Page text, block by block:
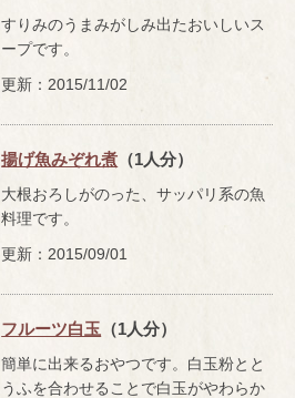
すりみのうまみがしみ出たおいしいス
ープです。
更新：2015/11/02
揚げ魚みぞれ煮 （1人分）
大根おろしがのった、サッパリ系の魚
料理です。
更新：2015/09/01
フルーツ白玉 （1人分）
簡単に出来るおやつです。白玉粉とと
うふを合わせることで白玉がやわらか